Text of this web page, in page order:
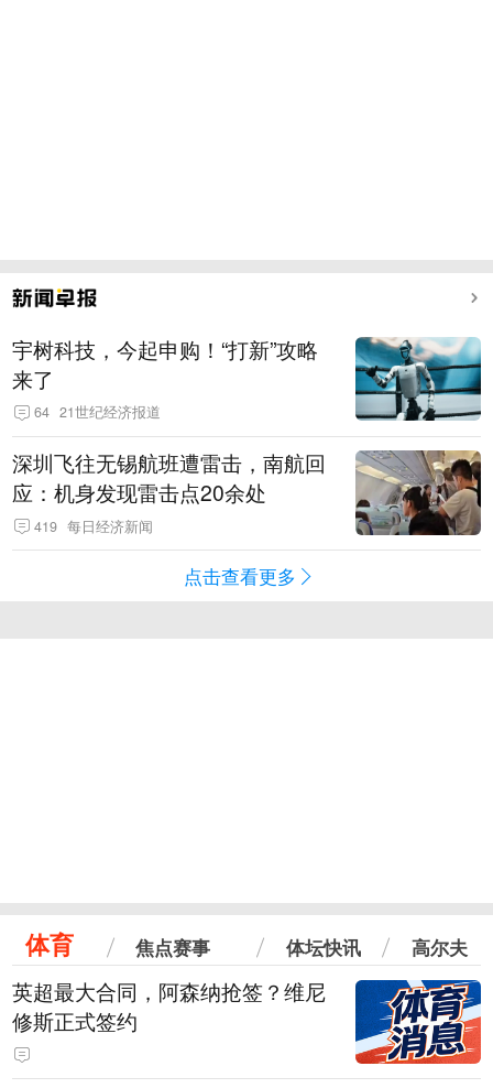
宇树科技，今起申购！“打新”攻略
来了
64 21世纪经济报道
深圳飞往无锡航班遭雷击，南航回
应：机身发现雷击点20余处
419 每日经济新闻
点击查看更多
体育 焦点赛事 体坛快讯 高尔夫
英超最大合同，阿森纳抢签？维尼
修斯正式签约